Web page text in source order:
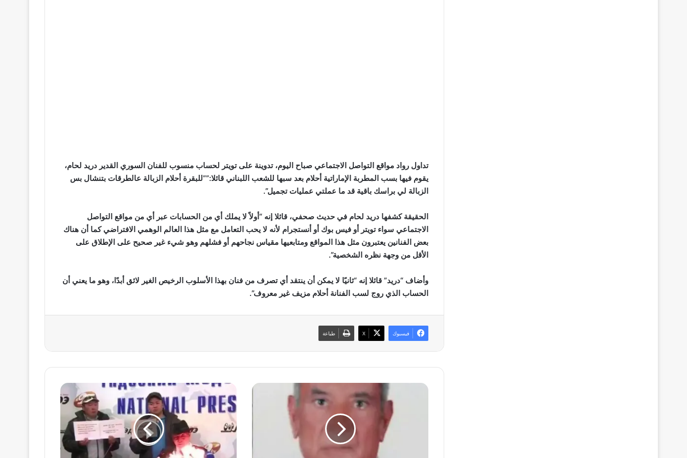
تداول رواد مواقع التواصل الاجتماعي صباح اليوم، تدوينة على تويتر لحساب منسوب للفنان السوري القدير دريد لحام،
يقوم فيها بسب المطربة الإماراتية أحلام بعد سبها للشعب اللبناني قائلا:””للبقرة أحلام الزبالة عالطرقات بتنشال بس
الزبالة لي براسك باقية قد ما عملتي عمليات تجميل”.
الحقيقة كشفها دريد لحام في حديث صحفي، قائلا إنه “أولاً لا يملك أي من الحسابات عبر أي من مواقع التواصل
الاجتماعي سواء تويتر أو فيس بوك أو أنستجرام لأنه لا يحب التعامل مع مثل هذا العالم الوهمي الافتراضي كما أن هناك
بعض الفنانين يعتبرون مثل هذا المواقع ومتابعيها مقياس نجاحهم أو فشلهم وهو شيء غير صحيح على الإطلاق على
الأقل من وجهة نظره الشخصية”.
وأضاف “دريد” قائلا إنه “ثانيًا لا يمكن أن ينتقد أي تصرف من فنان بهذا الأسلوب الرخيص الغير لائق أبدًا، وهو ما يعني أن
الحساب الذي روج لسب الفنانة أحلام مزيف غير معروف”.
فيسبوك ‫X طباعة
ا
ا
ل
ف
ي
د